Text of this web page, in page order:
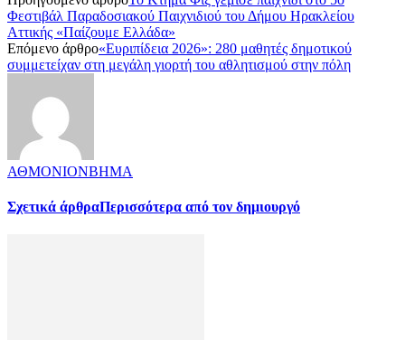
Φεστιβάλ Παραδοσιακού Παιχνιδιού του Δήμου Ηρακλείου
Αττικής «Παίζουμε Ελλάδα»
Επόμενο άρθρο«Ευριπίδεια 2026»: 280 μαθητές δημοτικού
συμμετείχαν στη μεγάλη γιορτή του αθλητισμού στην πόλη
ΑΘΜΟΝΙΟΝΒΗΜΑ
Σχετικά άρθραΠερισσότερα από τον δημιουργό